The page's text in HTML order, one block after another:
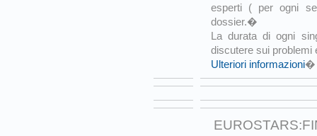
esperti ( per ogni
dossier.�
La durata di ogni
discutere sui problemi
Ulteriori informazioni�